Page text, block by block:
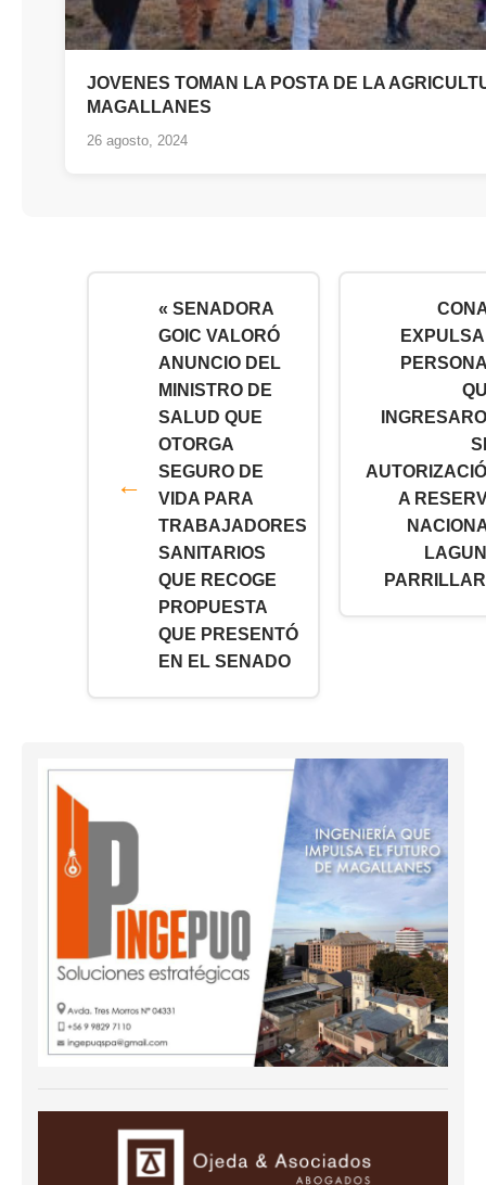
JOVENES TOMAN LA POSTA DE LA
MAGALLANES
26 agosto, 2024
« SENADORA
GOIC VALORÓ
ANUNCIO DEL
MINISTRO DE
SALUD QUE
OTORGA
SEGURO DE
VIDA PARA
TRABAJADORES
SANITARIOS
QUE RECOGE
PROPUESTA
QUE PRESENTÓ
EN EL SENADO
A